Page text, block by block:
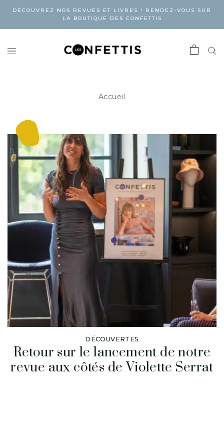
DÉCOUVREZ NOS REVUES ET LIVRES ! RENDEZ-VOUS SUR
LA BOUTIQUE DES CONFETTIS
Accueil
DÉCOUVERTES
Retour sur le lancement de notre
revue aux côtés de Violette Serrat